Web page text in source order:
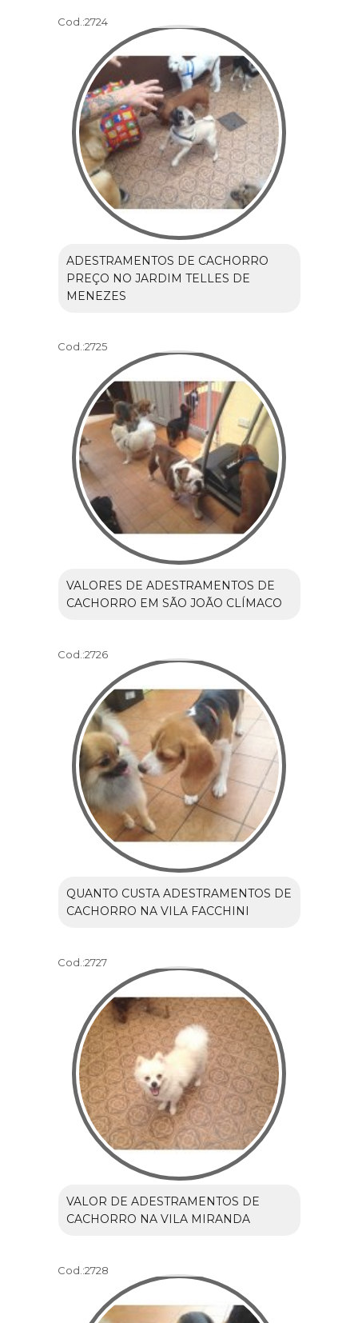
Cod.:2724
ADESTRAMENTOS DE CACHORRO
PREÇO NO JARDIM TELLES DE
MENEZES
Cod.:2725
VALORES DE ADESTRAMENTOS DE
CACHORRO EM SÃO JOÃO CLÍMACO
Cod.:2726
QUANTO CUSTA ADESTRAMENTOS DE
CACHORRO NA VILA FACCHINI
Cod.:2727
VALOR DE ADESTRAMENTOS DE
CACHORRO NA VILA MIRANDA
Cod.:2728